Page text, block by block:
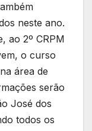
neste ano.
ao 2º CRPM
o curso
área de
serão
José dos
todos os